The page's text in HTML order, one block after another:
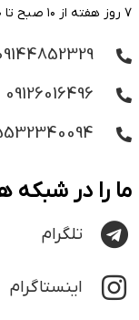
۷ روز هفته از ۱۰ صبح تا ۱۰ شب پاسخگوی شما عزیزان هستیم
09126016496
ما را در شبکه
تلگرام
اینستاگرام